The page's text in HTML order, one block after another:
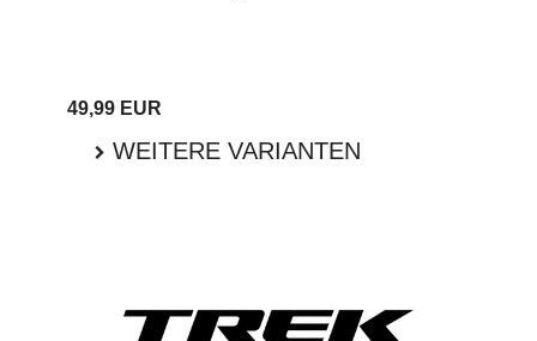
49,99 EUR
WEITERE VARIANTEN